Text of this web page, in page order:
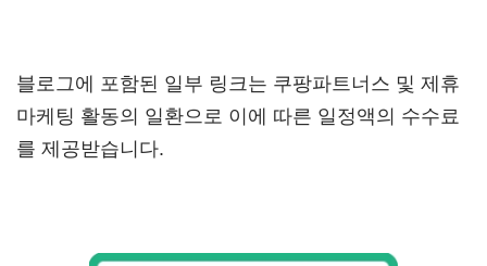
블로그에 포함된 일부 링크는 쿠팡파트너스 및 제휴
마케팅 활동의 일환으로 이에 따른 일정액의 수수료
를 제공받습니다.